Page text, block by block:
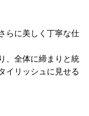
らに美しく丁寧な仕
、全体に締まりと統
イリッシュに見せる